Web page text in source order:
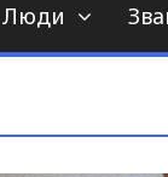
Люди